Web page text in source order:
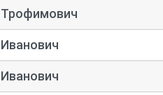
Трофимович
Иванович
Иванович